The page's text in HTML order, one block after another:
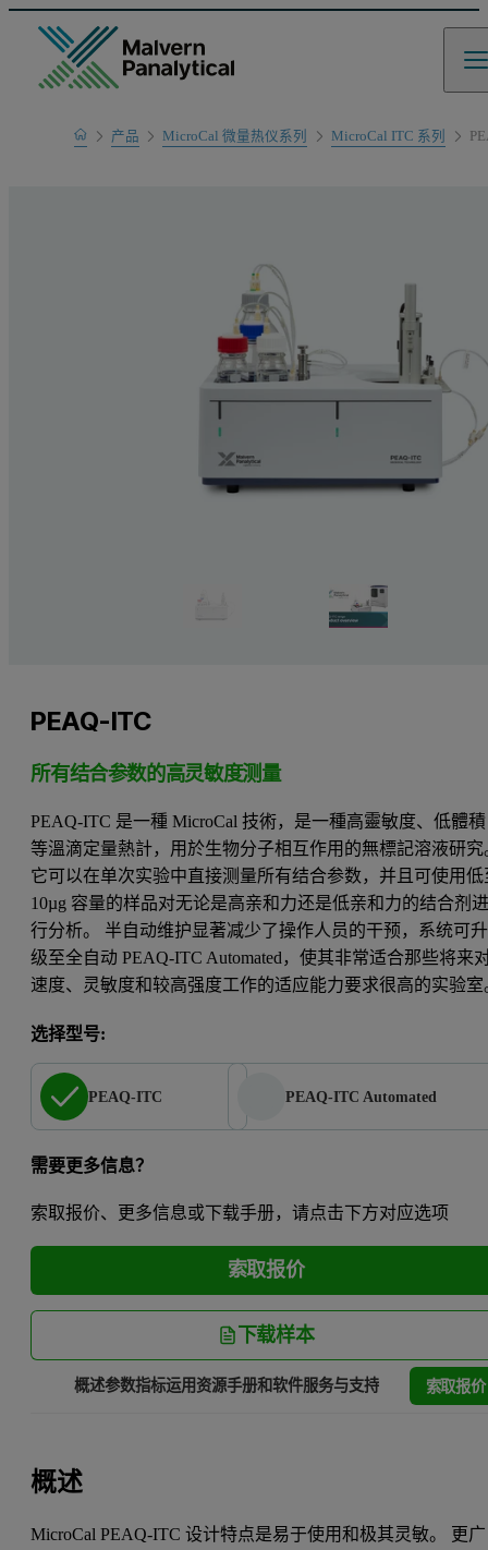
Home产品
产品系列
MicroCal 微量热仪系列 MicroCal ITC 系列
PEAQ-ITC
所有结合参数的高灵敏度测量
PEAQ-ITC 是一種 MicroCal 技術，是一種高靈敏度、低體積
等溫滴定量熱計，用於生物分子相互作用的無標記溶液研究
它可以在单次实验中直接测量所有结合参数，并且可使用低
10µg 容量的样品对无论是高亲和力还是低亲和力的结合剂
行分析。 半自动维护显著减少了操作人员的干预，系统可升
级至全自动 PEAQ-ITC Automated，使其非常适合那些将来
速度、灵敏度和较高强度工作的适应能力要求很高的实验室
选择型号:
PEAQ-ITC PEAQ-ITC Automated
需要更多信息？
索取报价、更多信息或下载手册，请点击下方对应选项
索取报价
下载样本
概述参数指标运用资源手册和软件服务与支持 索取报价
概述
MicroCal PEAQ-ITC 设计特点是易于使用和极其灵敏。 更广